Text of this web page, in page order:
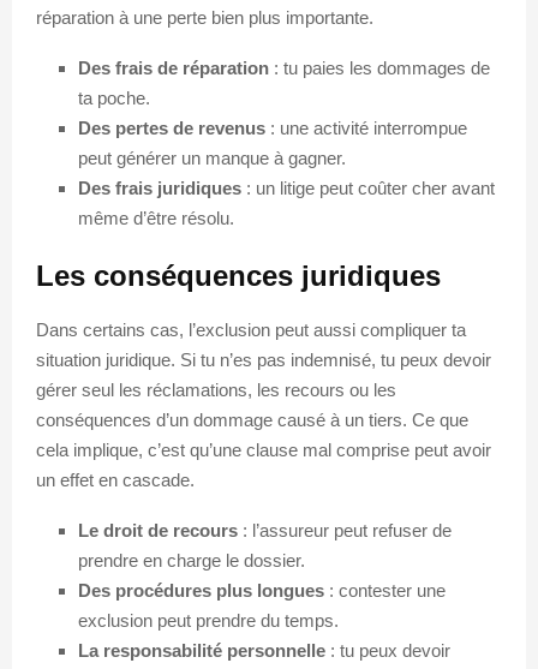
réparation à une perte bien plus importante.
Des frais de réparation : tu paies les dommages de
ta poche.
Des pertes de revenus : une activité interrompue
peut générer un manque à gagner.
Des frais juridiques : un litige peut coûter cher avant
même d’être résolu.
Les conséquences juridiques
Dans certains cas, l’exclusion peut aussi compliquer ta
situation juridique. Si tu n’es pas indemnisé, tu peux devoir
gérer seul les réclamations, les recours ou les
conséquences d’un dommage causé à un tiers. Ce que
cela implique, c’est qu’une clause mal comprise peut avoir
un effet en cascade.
Le droit de recours : l’assureur peut refuser de
prendre en charge le dossier.
Des procédures plus longues : contester une
exclusion peut prendre du temps.
La responsabilité personnelle : tu peux devoir